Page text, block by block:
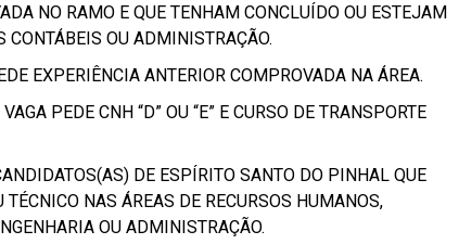
NO RAMO E QUE TENHAM CONCLUÍDO OU ESTEJAM
CONTÁBEIS OU ADMINISTRAÇÃO.
EXPERIÊNCIA ANTERIOR COMPROVADA NA ÁREA.
PEDE CNH “D” OU “E” E CURSO DE TRANSPORTE
DE ESPÍRITO SANTO DO PINHAL QUE
NAS ÁREAS DE RECURSOS HUMANOS,
OU ADMINISTRAÇÃO.